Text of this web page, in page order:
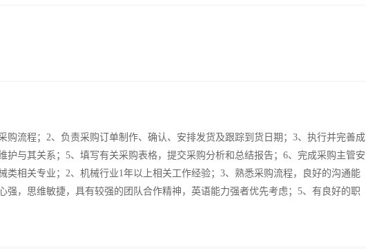
购流程；2、负责采购订单制作、确认、安排发货及跟踪到货日期；3、执行并完善成
护与其关系；5、填写有关采购表格，提交采购分析和总结报告；6、完成采购主管安
类相关专业；2、机械行业1年以上相关工作经验；3、熟悉采购流程，良好的沟通能
强，思维敏捷，具有较强的团队合作精神，英语能力强者优先考虑；5、有良好的职